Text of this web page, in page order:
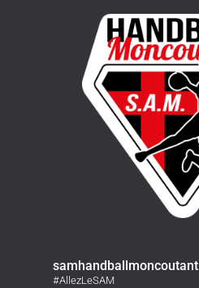
samhandballmoncoutant
#AllezLeSAM